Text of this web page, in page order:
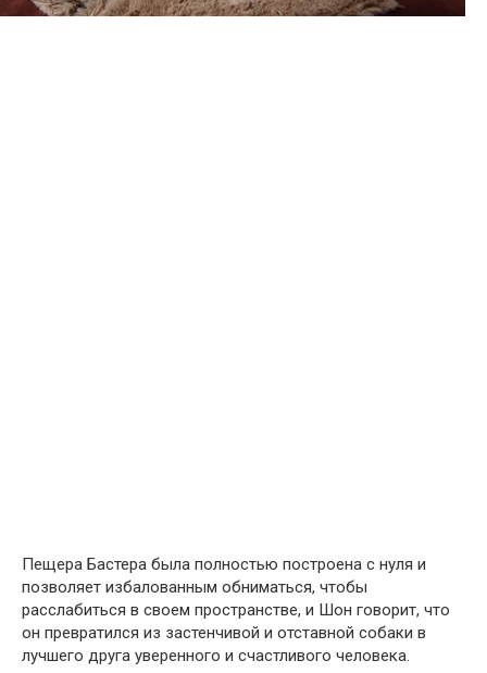
Пещера Бастера была полностью построена с нуля и
позволяет избалованным обниматься, чтобы
расслабиться в своем пространстве, и Шон говорит, что
он превратился из застенчивой и отставной собаки в
лучшего друга уверенного и счастливого человека.